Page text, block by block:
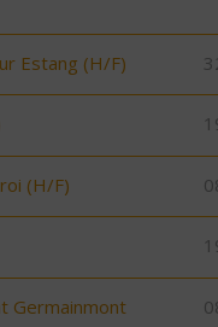
Estang (H/F)
(H/F)
Germainmont